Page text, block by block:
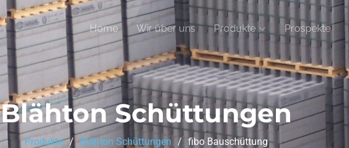
Home Wir über uns Produkte Prospekte
Blähton Schüttungen
Produkte Blähton Schüttungen fibo Bauschüttung